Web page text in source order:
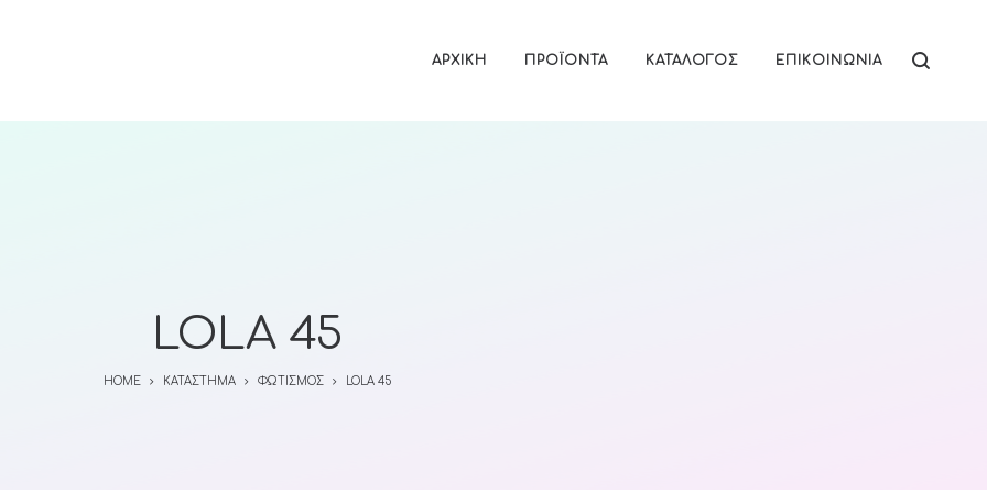
ΑΡΧΙΚΉ ΠΡΟΪΌΝΤΑ ΚΑΤΆΛΟΓΟΣ ΕΠΙΚΟΙΝΩΝΊΑ
LOLA 45
HOME ΚΑΤΆΣΤΗΜΑ ΦΩΤΙΣΜΌΣ LOLA 45